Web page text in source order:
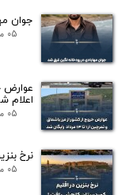
جوان
۰۵ مرداد ۰۵
عوارض
اعلام
۰۵ مرداد ۰۵
نرخ
۰۵ مرداد ۰۵